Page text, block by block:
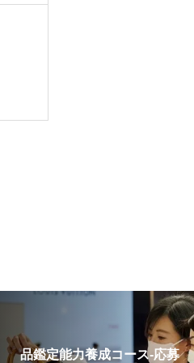
品鑑定能力養成コース-応募